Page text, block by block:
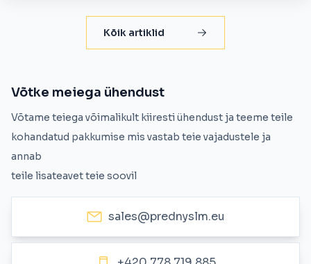
Kõik artiklid
Võtke meiega ühendust
Võtame teiega võimalikult kiiresti ühendust ja teeme teile
kohandatud pakkumise mis vastab teie vajadustele ja
annab
teile lisateavet teie soovil
sales@prednyslm.eu